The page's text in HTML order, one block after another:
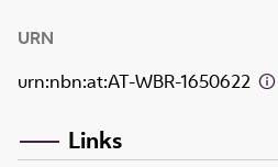
URN
urn:nbn:at:AT-WBR-1650622
Links